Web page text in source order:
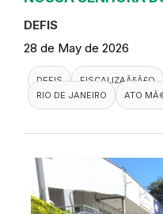
DEFIS
28 de May de 2026
DEFIS FISCALIZAÃ§Ã£O
RIO DE JANEIRO
ATO